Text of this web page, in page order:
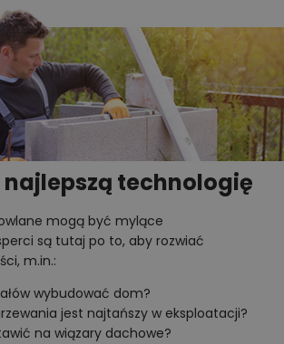
z wypełnieniem pustakami
wraz z wieńcami betonem B
drewniana, drewno klasy C24,
krokwiowo-jętkowa.
podstawowej, jest zaprojektowany
kotłowni wyposażonej w kocioł
stałe „pellet” i spełnia
dotyczące WT2021.
projektu jest możliwość
ogrzewania gazowego ze
solarną lub ogrzewania
ciepła typu powietrze – woda.
konstrukcyjnym spełnia
Eurokodami.
najlepszą technologię
mogą być mylące
są tutaj po to, aby rozwiać
m.in.:
wybudować dom?
jest najtańszy w eksploatacji?
na wiązary dachowe?